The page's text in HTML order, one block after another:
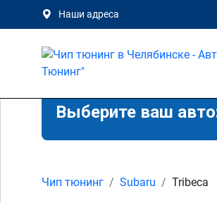
Наши адреса
Выберите ваш
Чип тюнинг Subaru Tribeca